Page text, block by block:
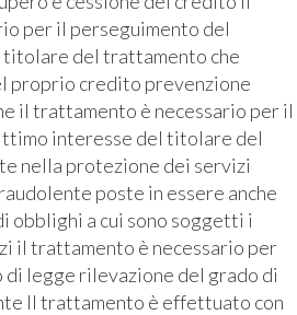
per il perseguimento del
del trattamento che
proprio credito prevenzione
il trattamento è necessario per il
interesse del titolare del
nella protezione dei servizi
poste in essere anche
obblighi a cui sono soggetti i
il trattamento è necessario per
di legge rilevazione del grado di
Il trattamento è effettuato con